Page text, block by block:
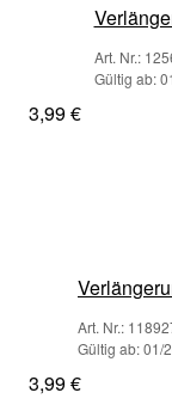
Art. Nr.:
Gültig ab:
3,99 €
Art. Nr.:
Gültig ab: 01/
3,99 €